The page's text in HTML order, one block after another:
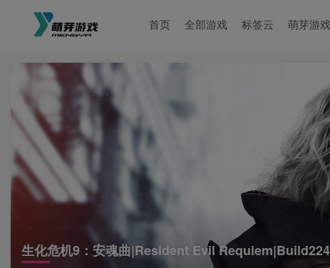
首页 全部游戏 标签云 萌芽游
生化危机9：安魂曲|Resident Evil